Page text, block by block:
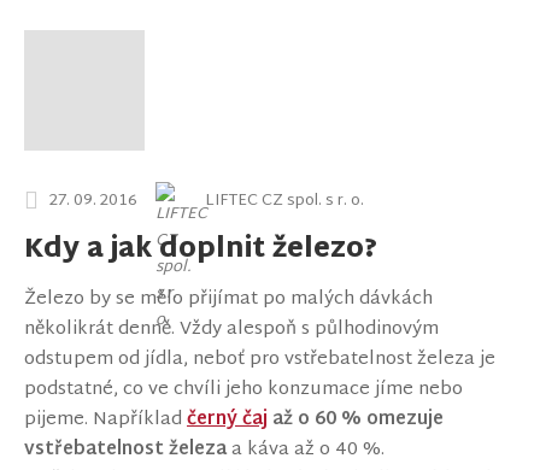
27. 09. 2016 LIFTEC CZ spol. s r. o.
Kdy a jak doplnit železo?
Železo by se mělo přijímat po malých dávkách
několikrát denně. Vždy alespoň s půlhodinovým
odstupem od jídla, neboť pro vstřebatelnost železa je
podstatné, co ve chvíli jeho konzumace jíme nebo
pijeme. Napříkladčerný čaj až o 60 % omezuje
vstřebatelnost železaa káva až o 40 %.